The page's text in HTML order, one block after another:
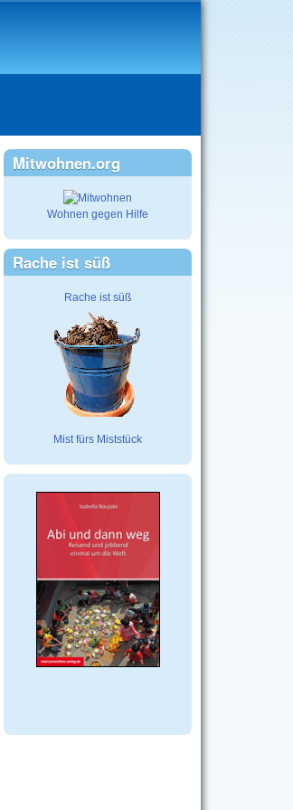
Mitwohnen.org
Wohnen gegen Hilfe
Rache ist süß
Rache ist süß
Mist fürs Miststück